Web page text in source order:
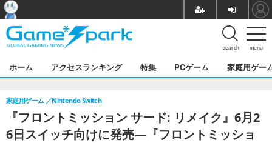
menu
search
ホーム アクセスランキング 特集 PCゲーム 家庭用ゲー
『フロントミッション サード: リメイク』6月2
6日スイッチ向けに発売―『フロントミッショ
家庭用ゲーム Nintendo Switch